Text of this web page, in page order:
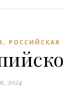
, РОССИЙСКАЯ
2024